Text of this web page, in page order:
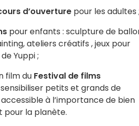
d’ouverture pour les adultes
pour enfants : sculpture de
ateliers créatifs , jeux pour
Yuppi ;
du Festival de films
petits et grands de
à l’importance de bien
pour la planète.